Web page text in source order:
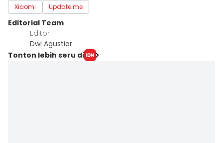
Xiaomi Update me
Editorial Team
Editor
Dwi Agustiar
Tonton lebih seru di